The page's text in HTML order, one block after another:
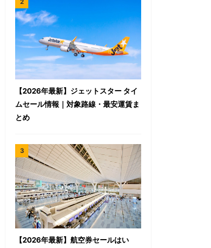
【2026年最新】ジェットスター タイ
ムセール情報｜対象路線・最安運賃ま
とめ
【2026年最新】航空券セールはい